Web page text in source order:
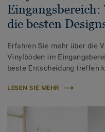
die besten
Erfahren Sie mehr über die
Vinylböden im
beste Entscheidung treffen
LESEN SIE MEHR